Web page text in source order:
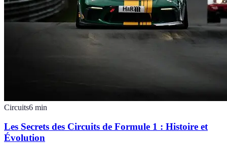
Circuits6 min
Les Secrets des Circuits de Formule 1 : Histoire et
Évolution